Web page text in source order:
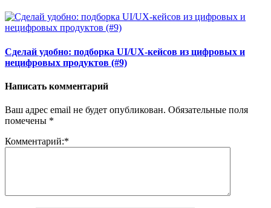
Сделай удобно: подборка UI/UX-кейсов из цифровых и
нецифровых продуктов (#9)
Написать комментарий
Ваш адрес email не будет опубликован. Обязательные поля
помечены *
Комментарий:*